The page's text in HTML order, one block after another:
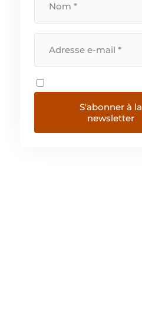
S'abonner à la
newsletter